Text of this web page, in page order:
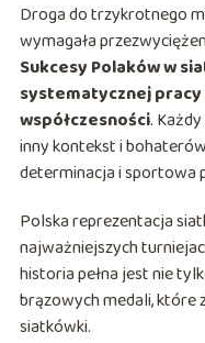
Droga do trzykrotnego
wymagała
Sukcesy Polaków w
systematycznej pracy
współczesności.
inny kontekst i
determinacja i sportowa
Polska reprezentacja
najważniejszych
historia pełna jest nie
brązowych medali, które
siatkówki.